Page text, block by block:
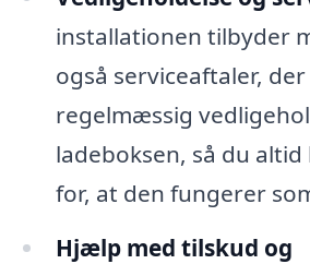
installationen tilbyder
også serviceaftaler,
regelmæssig
ladeboksen, så du
for, at den fungerer
Hjælp med tilskud og